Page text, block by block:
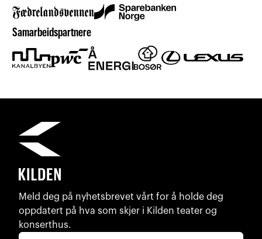
Samarbeidspartnere
Meld deg på nyhetsbrevet vårt for å holde deg
oppdatert på hva som skjer i Kilden teater og
konserthus.